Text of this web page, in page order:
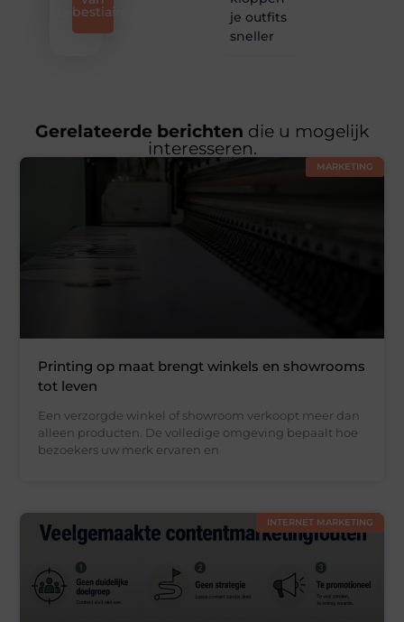
Lebestiaire
je outfits
sneller
Gerelateerde berichten die u mogelijk
interesseren.
MARKETING
Printing op maat brengt winkels en showrooms
tot leven
Een verzorgde winkel of showroom verkoopt meer dan
alleen producten. De volledige omgeving bepaalt hoe
bezoekers uw merk ervaren en
INTERNET MARKETING